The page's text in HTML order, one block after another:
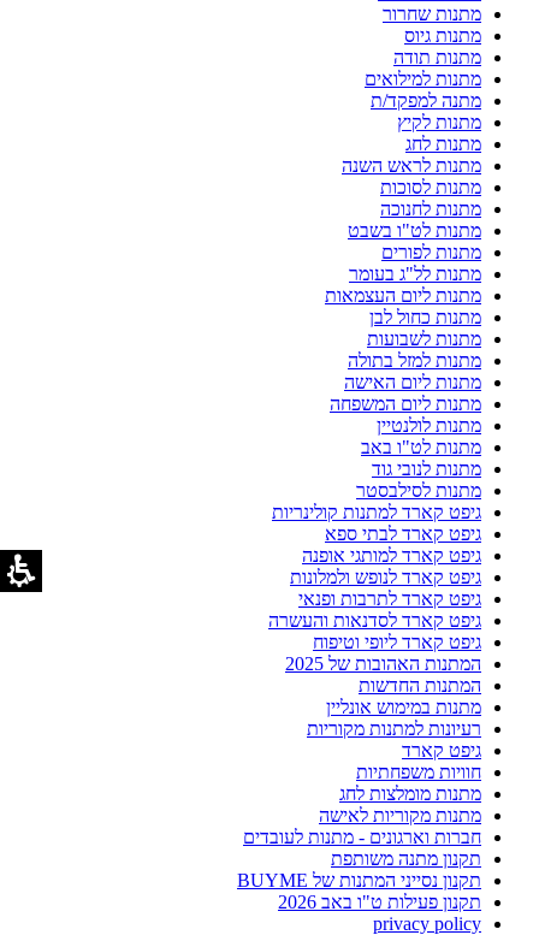
מתנות שחרור
מתנות גיוס
מתנות תודה
מתנות למילואים
מתנה למפקד/ת
מתנות לקיץ
מתנות לחג
מתנות לראש השנה
מתנות לסוכות
מתנות לחנוכה
מתנות לט"ו בשבט
מתנות לפורים
מתנות לל"ג בעומר
מתנות ליום העצמאות
מתנות כחול לבן
מתנות לשבועות
מתנות למזל בתולה
מתנות ליום האישה
מתנות ליום המשפחה
מתנות לולנטיין
מתנות לט"ו באב
מתנות לנובי גוד
מתנות לסילבסטר
גיפט קארד למתנות קולינריות
גיפט קארד לבתי ספא
גיפט קארד למותגי אופנה
גיפט קארד לנופש ולמלונות
גיפט קארד לתרבות ופנאי
גיפט קארד לסדנאות והעשרה
גיפט קארד ליופי וטיפוח
המתנות האהובות של 2025
המתנות החדשות
מתנות במימוש אונליין
רעיונות למתנות מקוריות
גיפט קארד
חוויות משפחתיות
מתנות מומלצות לחג
מתנות מקוריות לאישה
חברות וארגונים - מתנות לעובדים
תקנון מתנה משותפת
תקנון נסייני המתנות של BUYME
תקנון פעילות ט"ו באב 2026
privacy policy